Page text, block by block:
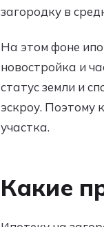
загородку в
На этом фоне
новостройка и
статус земли и
эскроу. Поэтому
участка.
Какие